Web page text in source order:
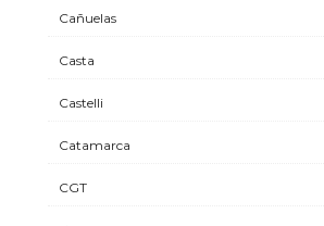
Cañuelas
Casta
Castelli
Catamarca
CGT